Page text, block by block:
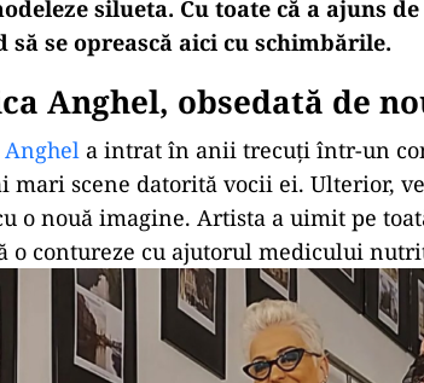
silueta. Cu toate că a ajuns
să se oprească aici cu schimbările.
Anghel, obsedată de
a intrat în anii trecuți într-un
mari scene datorită vocii ei. Ulterior,
o nouă imagine. Artista a uimit pe
o contureze cu ajutorul medicului